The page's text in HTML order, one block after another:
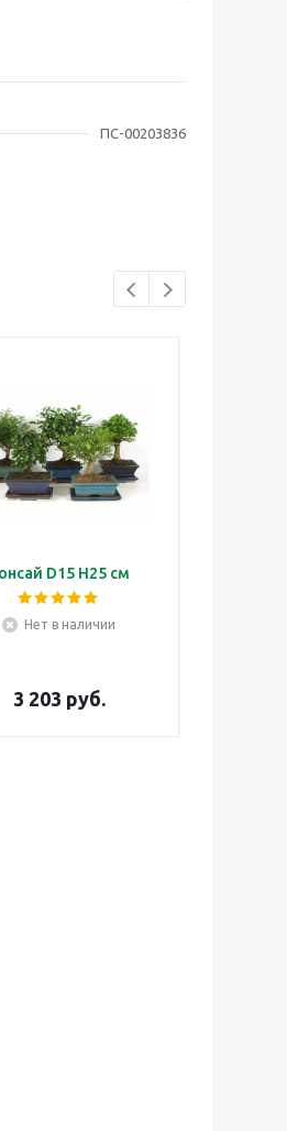
ПС-00203836
D15 H25 см
Нет в наличии
3 203 руб.